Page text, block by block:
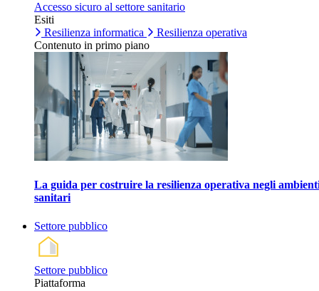
Accesso sicuro al settore sanitario
Esiti
Resilienza informatica
Resilienza operativa
Contenuto in primo piano
La guida per costruire la resilienza operativa negli
sanitari
Settore pubblico
Settore pubblico
Piattaforma